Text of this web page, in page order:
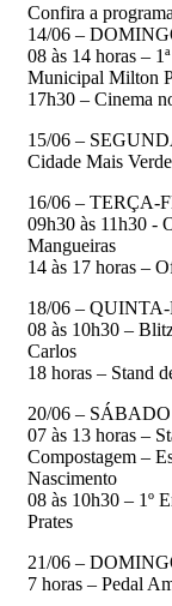
Confira a
14/06 –
08 às 14 horas –
Municipal Milton
17h30 – Cinema
15/06 –
Cidade Mais
16/06 – TERÇA-
09h30 às 11h30 -
Mangueiras
14 às 17 horas –
18/06 –
08 às 10h30 –
Carlos
18 horas – Stand
20/06 – SÁBADO
07 às 13 horas –
Compostagem –
Nascimento
08 às 10h30 – 1º
Prates
21/06 –
7 horas – Pedal